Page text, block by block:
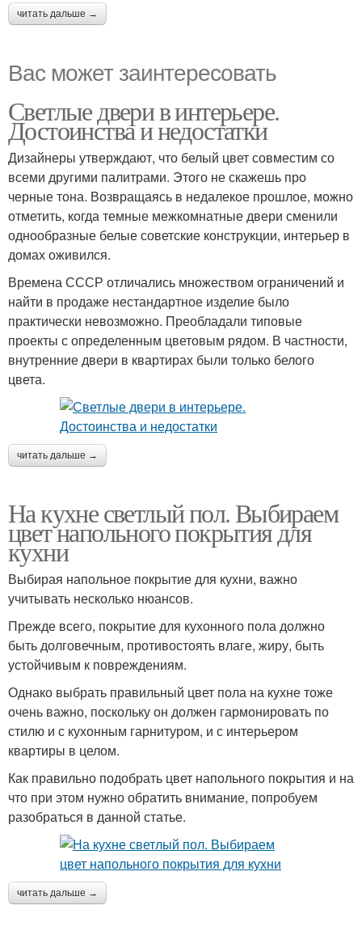
читать дальше →
Вас может заинтересовать
Светлые двери в интерьере.
Достоинства и недостатки
Дизайнеры утверждают, что белый цвет совместим со
всеми другими палитрами. Этого не скажешь про
черные тона. Возвращаясь в недалекое прошлое, можно
отметить, когда темные межкомнатные двери сменили
однообразные белые советские конструкции, интерьер в
домах оживился.
Времена СССР отличались множеством ограничений и
найти в продаже нестандартное изделие было
практически невозможно. Преобладали типовые
проекты с определенным цветовым рядом. В частности,
внутренние двери в квартирах были только белого
цвета.
читать дальше →
На кухне светлый пол. Выбираем
цвет напольного покрытия для
кухни
Выбирая напольное покрытие для кухни, важно
учитывать несколько нюансов.
Прежде всего, покрытие для кухонного пола должно
быть долговечным, противостоять влаге, жиру, быть
устойчивым к повреждениям.
Однако выбрать правильный цвет пола на кухне тоже
очень важно, поскольку он должен гармонировать по
стилю и с кухонным гарнитуром, и с интерьером
квартиры в целом.
Как правильно подобрать цвет напольного покрытия и на
что при этом нужно обратить внимание, попробуем
разобраться в данной статье.
читать дальше →